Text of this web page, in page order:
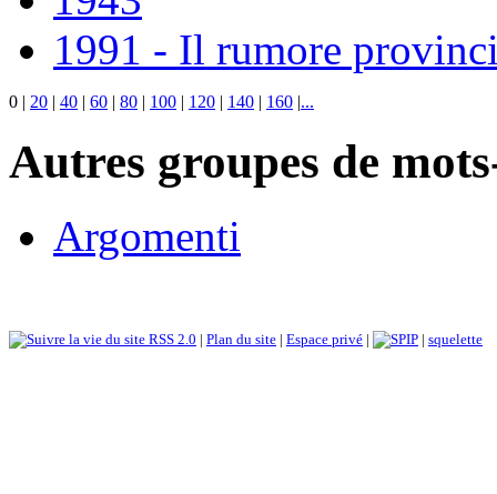
1991 - Il rumore
0 | 20 | 40 | 60 | 80 | 100 | 120 | 140 | 160 |...
Autres groupes de
Argomenti
RSS 2.0 | Plan du site | Espace privé | | squelette